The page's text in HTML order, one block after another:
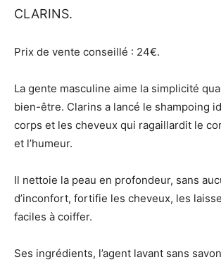
CLARINS.
Prix de vente conseillé : 24€.
La gente masculine aime la simplicité
bien-être. Clarins a lancé le shampoing
corps et les cheveux qui ragaillardit le
et l’humeur.
Il nettoie la peau en profondeur, sans
d’inconfort, fortifie les cheveux, les
faciles à coiffer.
Ses ingrédients, l’agent lavant sans